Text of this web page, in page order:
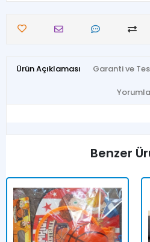
Ürün Açıklaması Garanti ve
Benzer